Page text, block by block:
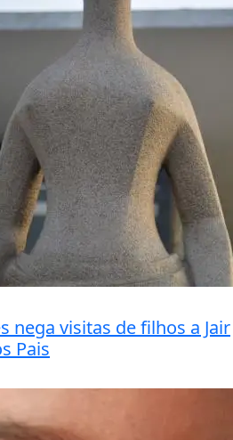
nega visitas de filhos a Jair
Pais